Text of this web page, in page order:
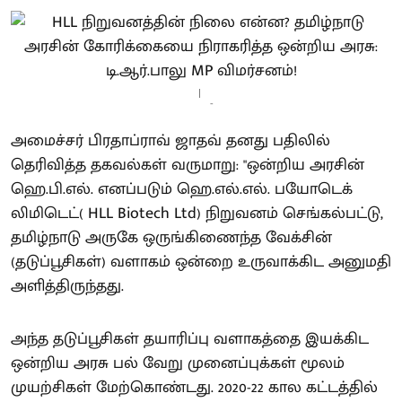
-
அமைச்சர் பிரதாப்ராவ் ஜாதவ் தனது பதிலில்
தெரிவித்த தகவல்கள் வருமாறு: "ஒன்றிய அரசின்
ஹெ.பி.எல். எனப்படும் ஹெ.எல்.எல். பயோடெக்
லிமிடெட்( HLL Biotech Ltd) நிறுவனம் செங்கல்பட்டு,
தமிழ்நாடு அருகே ஒருங்கிணைந்த வேக்சின்
(தடுப்பூசிகள்) வளாகம் ஒன்றை உருவாக்கிட அனுமதி
அளித்திருந்தது.
அந்த தடுப்பூசிகள் தயாரிப்பு வளாகத்தை இயக்கிட
ஒன்றிய அரசு பல் வேறு முனைப்புக்கள் மூலம்
முயற்சிகள் மேற்கொண்டது. 2020-22 கால கட்டத்தில்